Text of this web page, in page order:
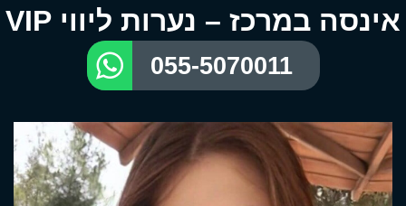
אינסה במרכז – נערות ליווי VIP
055-5070011